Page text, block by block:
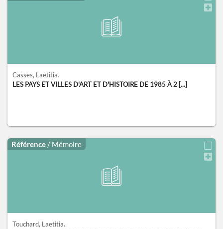
Casses, Laetitia.
LES PAYS ET VILLES D'ART ET D'HISTOIRE DE 1985 À 2 [...]
Référence / Mémoire
Touchard, Laetitia.